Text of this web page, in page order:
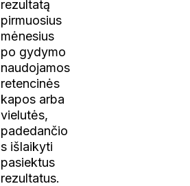
rezultatą
pirmuosius
mėnesius
po gydymo
naudojamos
retencinės
kapos arba
vielutės,
padedančio
s išlaikyti
pasiektus
rezultatus.